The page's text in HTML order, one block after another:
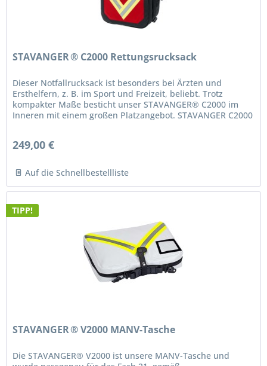
STAVANGER ® C2000 Rettungsrucksack
Dieser Notfallrucksack ist besonders bei Ärzten und
Ersthelfern, z. B. im Sport und Freizeit, beliebt. Trotz
kompakter Maße besticht unser STAVANGER® C2000 im
Inneren mit einem großen Platzangebot. STAVANGER C2000
249,00 €
Auf die Schnellbestellliste
TIPP!
STAVANGER ® V2000 MANV-Tasche
Die STAVANGER® V2000 ist unsere MANV-Tasche und